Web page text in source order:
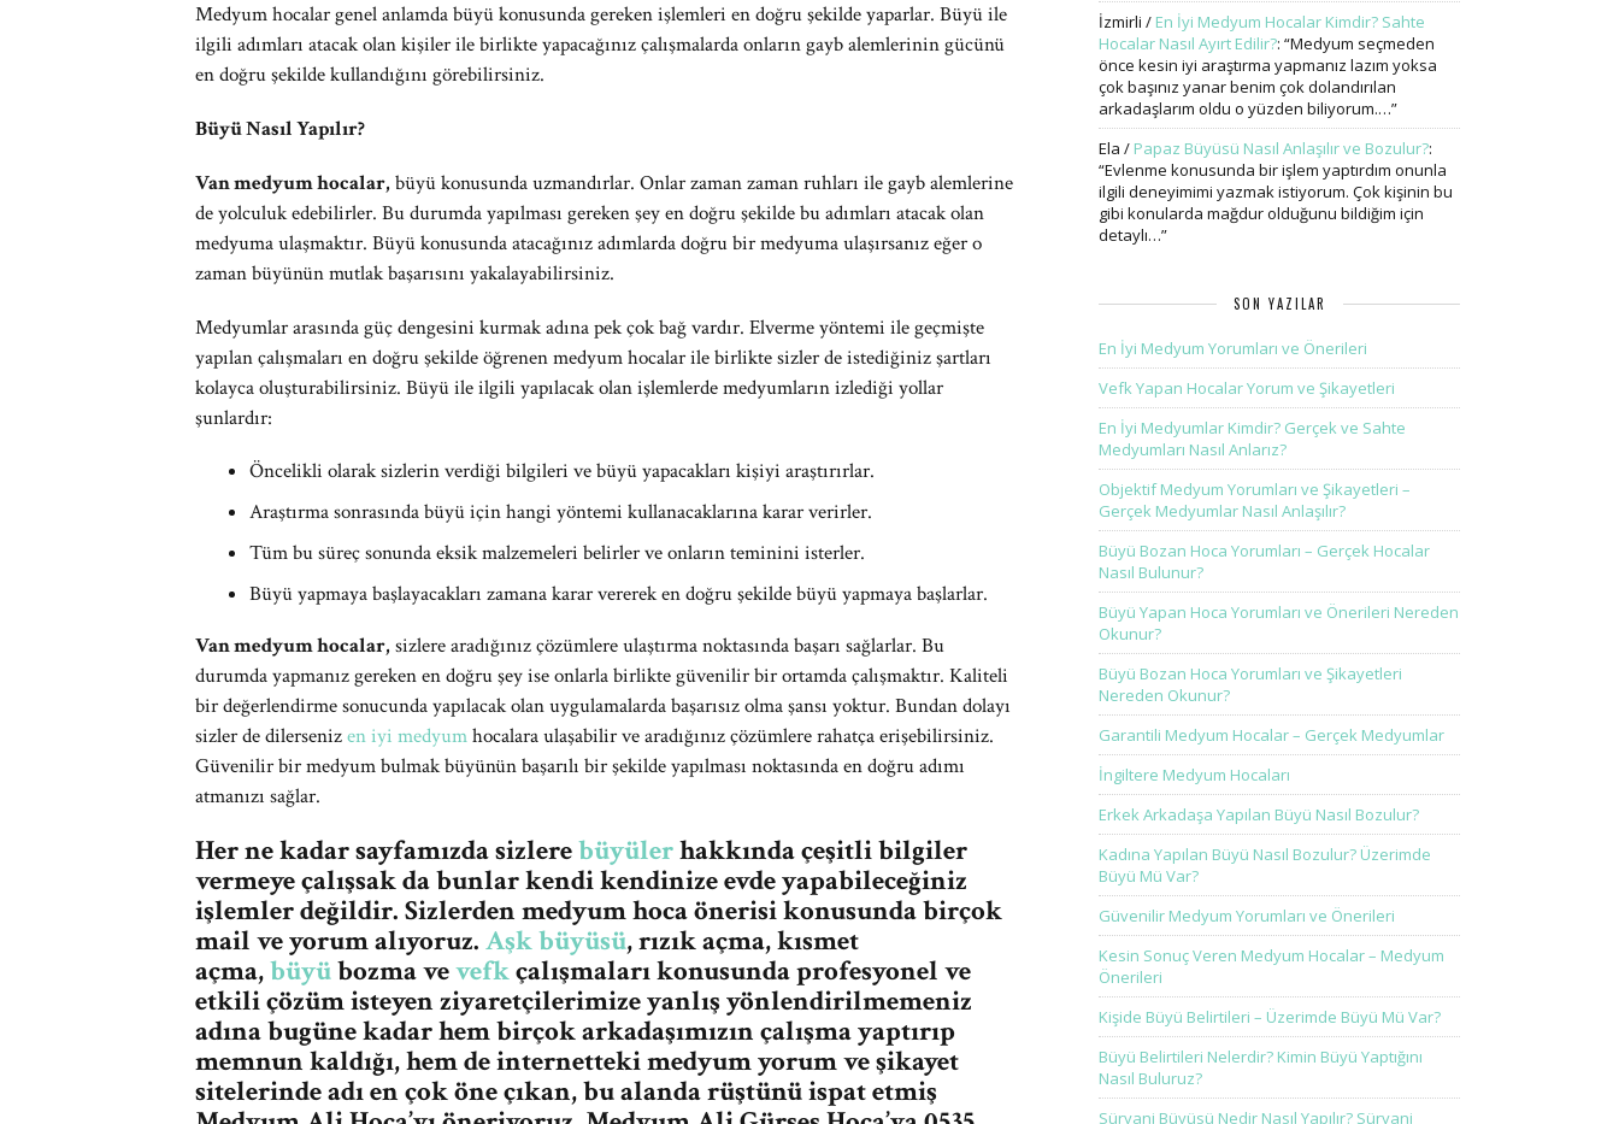
Medyum hocalar genel anlamda büyü konusunda gereken işlemleri en doğru şekilde yaparlar. Büyü ile
ilgili adımları atacak olan kişiler ile birlikte yapacağınız çalışmalarda onların gayb alemlerinin gücünü
en doğru şekilde kullandığını görebilirsiniz.
Büyü Nasıl Yapılır?
Van medyum hocalar,büyü konusunda uzmandırlar. Onlar zaman zaman ruhları ile gayb alemlerine
de yolculuk edebilirler. Bu durumda yapılması gereken şey en doğru şekilde bu adımları atacak olan
medyuma ulaşmaktır. Büyü konusunda atacağınız adımlarda doğru bir medyuma ulaşırsanız eğer o
zaman büyünün mutlak başarısını yakalayabilirsiniz.
Medyumlar arasında güç dengesini kurmak adına pek çok bağ vardır. Elverme yöntemi ile geçmişte
yapılan çalışmaları en doğru şekilde öğrenen medyum hocalar ile birlikte sizler de istediğiniz şartları
kolayca oluşturabilirsiniz. Büyü ile ilgili yapılacak olan işlemlerde medyumların izlediği yollar
şunlardır:
Öncelikli olarak sizlerin verdiği bilgileri ve büyü yapacakları kişiyi araştırırlar.
Araştırma sonrasında büyü için hangi yöntemi kullanacaklarına karar verirler.
Tüm bu süreç sonunda eksik malzemeleri belirler ve onların teminini isterler.
Büyü yapmaya başlayacakları zamana karar vererek en doğru şekilde büyü yapmaya başlarlar.
Van medyum hocalar,sizlere aradığınız çözümlere ulaştırma noktasında başarı sağlarlar. Bu
durumda yapmanız gereken en doğru şey ise onlarla birlikte güvenilir bir ortamda çalışmaktır. Kaliteli
bir değerlendirme sonucunda yapılacak olan uygulamalarda başarısız olma şansı yoktur. Bundan dolayı
sizler de dilersenizen iyi medyumhocalara ulaşabilir ve aradığınız çözümlere rahatça erişebilirsiniz.
Güvenilir bir medyum bulmak büyünün başarılı bir şekilde yapılması noktasında en doğru adımı
atmanızı sağlar.
Her ne kadar sayfamızda sizlerebüyülerhakkında çeşitli bilgiler
vermeye çalışsak da bunlar kendi kendinize evde yapabileceğiniz
işlemler değildir. Sizlerden medyum hoca önerisi konusunda birçok
mail ve yorum alıyoruz. Aşk büyüsü, rızık açma, kısmet
açma,büyübozma vevefkçalışmaları konusunda profesyonel ve
etkili çözüm isteyen ziyaretçilerimize yanlış yönlendirilmemeniz
adına bugüne kadar hem birçok arkadaşımızın çalışma yaptırıp
memnun kaldığı, hem de internetteki medyum yorum ve şikayet
sitelerinde adı en çok öne çıkan, bu alanda rüştünü ispat etmiş
İzmirli / En İyi Medyum Hocalar Kimdir? Sahte
Hocalar Nasıl Ayırt Edilir?: “Medyum seçmeden
önce kesin iyi araştırma yapmanız lazım yoksa
çok başınız yanar benim çok dolandırılan
arkadaşlarım oldu o yüzden biliyorum.…”
Ela / Papaz Büyüsü Nasıl Anlaşılır ve Bozulur?:
“Evlenme konusunda bir işlem yaptırdım onunla
ilgili deneyimimi yazmak istiyorum. Çok kişinin bu
gibi konularda mağdur olduğunu bildiğim için
detaylı…”
SON YAZILAR
En İyi Medyum Yorumları ve Önerileri
Vefk Yapan Hocalar Yorum ve Şikayetleri
En İyi Medyumlar Kimdir? Gerçek ve Sahte
Medyumları Nasıl Anlarız?
Objektif Medyum Yorumları ve Şikayetleri –
Gerçek Medyumlar Nasıl Anlaşılır?
Büyü Bozan Hoca Yorumları – Gerçek Hocalar
Nasıl Bulunur?
Büyü Yapan Hoca Yorumları ve Önerileri Nereden
Okunur?
Büyü Bozan Hoca Yorumları ve Şikayetleri
Nereden Okunur?
Garantili Medyum Hocalar – Gerçek Medyumlar
İngiltere Medyum Hocaları
Erkek Arkadaşa Yapılan Büyü Nasıl Bozulur?
Kadına Yapılan Büyü Nasıl Bozulur? Üzerimde
Büyü Mü Var?
Güvenilir Medyum Yorumları ve Önerileri
Kesin Sonuç Veren Medyum Hocalar – Medyum
Önerileri
Kişide Büyü Belirtileri – Üzerimde Büyü Mü Var?
Büyü Belirtileri Nelerdir? Kimin Büyü Yaptığını
Nasıl Buluruz?
Süryani Büyüsü Nedir Nasıl Yapılır? Süryani